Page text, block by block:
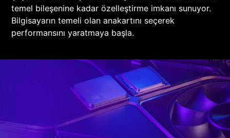
temel bileşenine kadar özelleştirme imkanı sunuyor.
Bilgisayarın temeli olan anakartını seçerek
performansını yaratmaya başla.